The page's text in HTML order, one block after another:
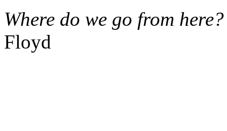
Where do we go from
Floyd